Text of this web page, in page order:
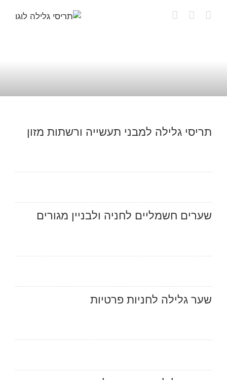
לתוכן
תריסי גלילה למבני תעשייה ורשתות מזון
שערים חשמליים לחניה ולבניין מגורים
שער גלילה לחניות פרטיות